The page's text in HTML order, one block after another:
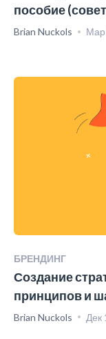
пособие
Brian Nuckols Мар
БРЕНДИНГ
Создание
принципов и
Brian Nuckols Дек